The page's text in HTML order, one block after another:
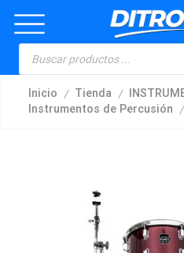
Inicio / Tienda /
Instrumentos de Percusión /